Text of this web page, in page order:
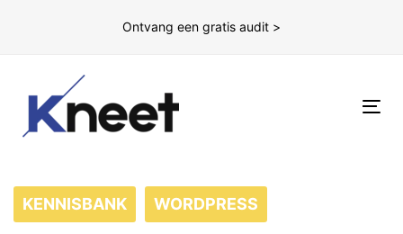
Ontvang een gratis audit >
KENNISBANK WORDPRESS